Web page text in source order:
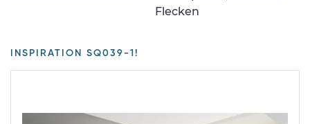
Flecken
INSPIRATION SQ039-1!